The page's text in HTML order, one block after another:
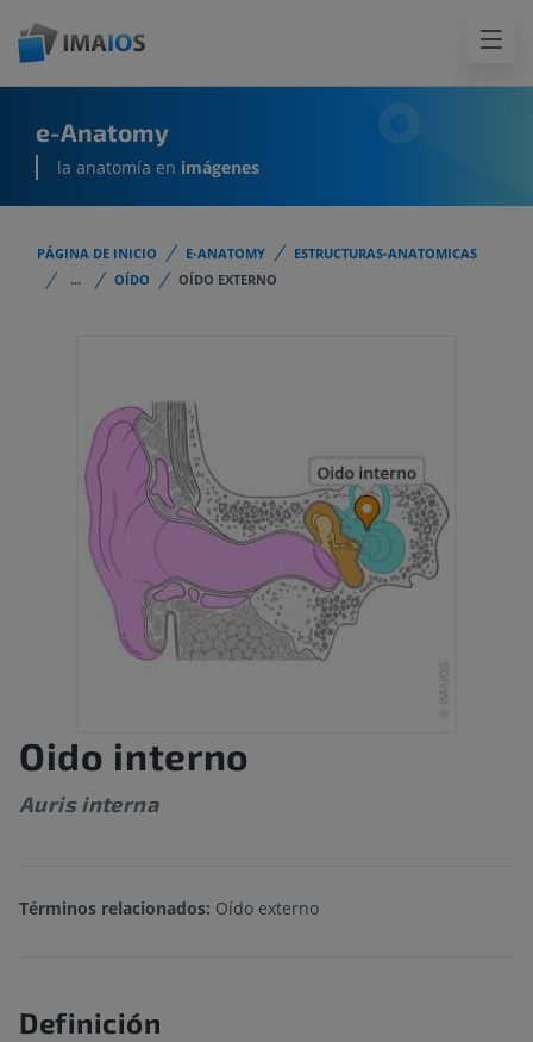
e-Anatomy
la anatomía en imágenes
PÁGINA DE INICIO E-ANATOMY
ESTRUCTURAS-ANATOMICAS
...
OÍDO OÍDO EXTERNO
Oido interno
Auris interna
Términos relacionados: Oído externo
Definición